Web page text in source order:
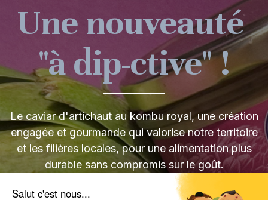
Une nouveauté
"à dip-ctive" !
Le caviar d'artichaut au kombu royal, une création
engagée et gourmande qui valorise notre territoire
et les filières locales, pour une alimentation plus
durable sans compromis sur le goût.
Mes papilles salivent